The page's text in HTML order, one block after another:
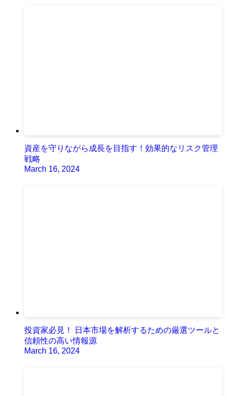
資産を守りながら成長を目指す！効果的なリスク管理
戦略
March 16, 2024
投資家必見！ 日本市場を解析するための厳選ツールと
信頼性の高い情報源
March 16, 2024